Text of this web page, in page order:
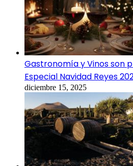
Gastronomía y Vinos son
Especial Navidad Reyes
diciembre 15, 2025